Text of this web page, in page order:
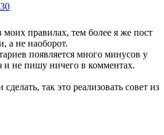
правилах, тем более я же пост
а не наоборот.
появляется много минусов у
не пишу ничего в комментах.
так это реализовать совет из